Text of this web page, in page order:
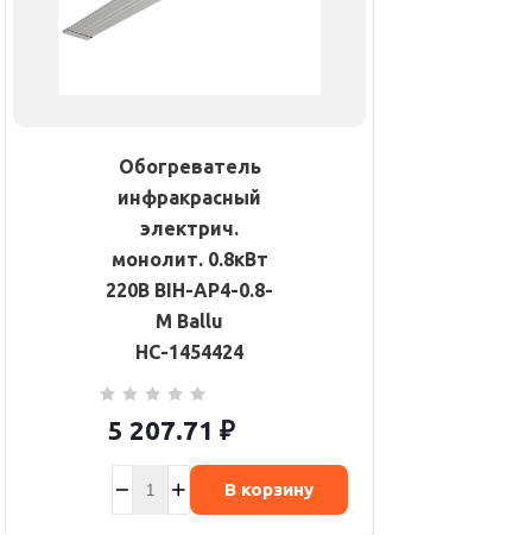
Обогреватель
инфракрасный
электрич.
монолит. 0.8кВт
220В BIH-AP4-0.8-
M Ballu
НС-1454424
5 207.71 ₽
В корзину